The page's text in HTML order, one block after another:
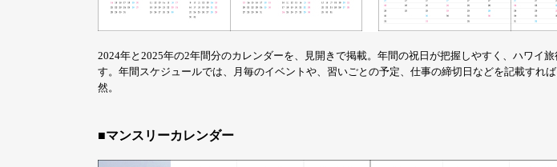
2024年と2025年の2年間分のカレンダーを、見開きで掲載。年間の祝日が把握しやすく、ハワイ
す。年間スケジュールでは、月毎のイベントや、習いごとの予定、仕事の締切日などを記載すれ
然。
■マンスリーカレンダー